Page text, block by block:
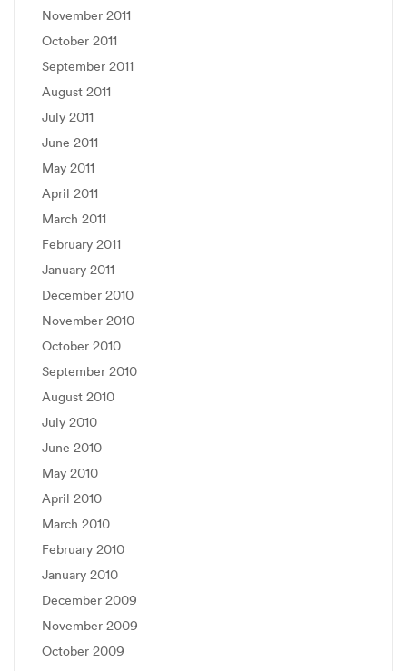
November 2011
October 2011
September 2011
August 2011
July 2011
June 2011
May 2011
April 2011
March 2011
February 2011
January 2011
December 2010
November 2010
October 2010
September 2010
August 2010
July 2010
June 2010
May 2010
April 2010
March 2010
February 2010
January 2010
December 2009
November 2009
October 2009